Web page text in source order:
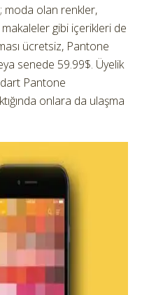
moda olan renkler,
gibi içerikleri de
ücretsiz, Pantone
senede 59.99$. Üyelik
Pantone
onlara da ulaşma